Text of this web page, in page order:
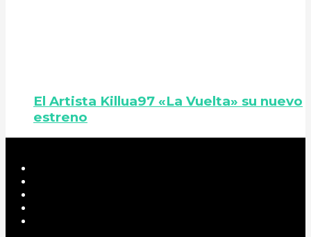
El Artista Killua97 «La Vuelta» su nuevo
estreno